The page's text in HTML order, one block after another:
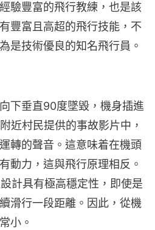
驗豐富的飛行教練，也是該
豐富且高超的飛行技能，不
是技術優良的知名飛行員。
下垂直90度墜毀，機身插進
近村民提供的事故影片中，
轉的聲音。這意味着在機頭
動力，這與飛行原理相反。
計具有極高穩定性，即使是
滑行一段距離。因此，從機
小。